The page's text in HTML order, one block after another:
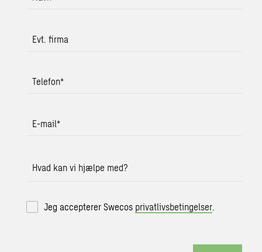
Evt. firma
Telefon*
E-mail*
Hvad kan vi hjælpe med?
Jeg accepterer Swecos privatlivsbetingelser.